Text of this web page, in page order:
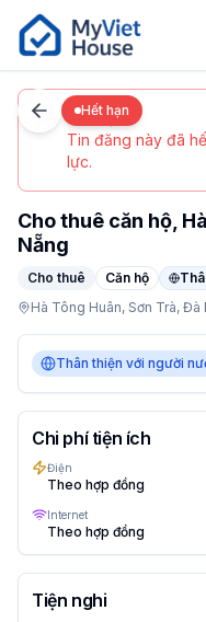
Hết hạn
Trang chủ
Đà Nẵng
Chi tiết
Hết hạn
Tin đăng này đã
lực.
Cho thuê căn hộ,
Nẵng
Cho thuê Căn hộ
Hà Tông Huân, Sơn Trà, Đà
Apartment tại Đà
Thân thiện với người
Chi phí tiện ích
Điện
Theo hợp đồng
Internet
Theo hợp đồng
Tiện nghi